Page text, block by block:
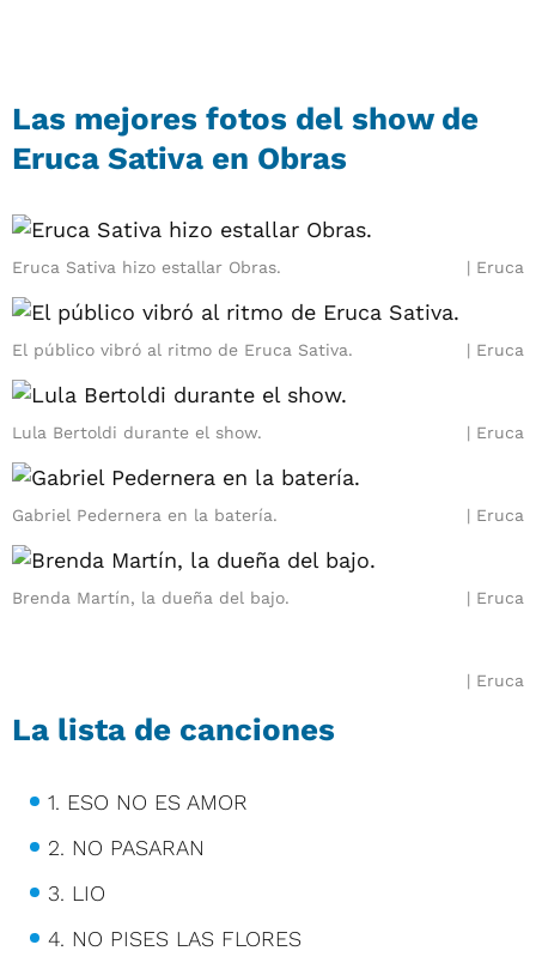
Las mejores fotos del show de
Eruca Sativa en Obras
Eruca Sativa hizo estallar Obras. Eruca
El público vibró al ritmo de Eruca Sativa. Eruca
Lula Bertoldi durante el show. Eruca
Gabriel Pedernera en la batería. Eruca
Brenda Martín, la dueña del bajo. Eruca
Eruca
La lista de canciones
1. ESO NO ES AMOR
2. NO PASARAN
3. LIO
4. NO PISES LAS FLORES